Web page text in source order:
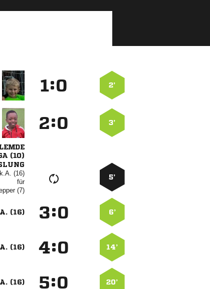
: 2’

: 3’
k.A. (16)
für

5’
(16) : 6’
(16) : 14’
(16) : 20’